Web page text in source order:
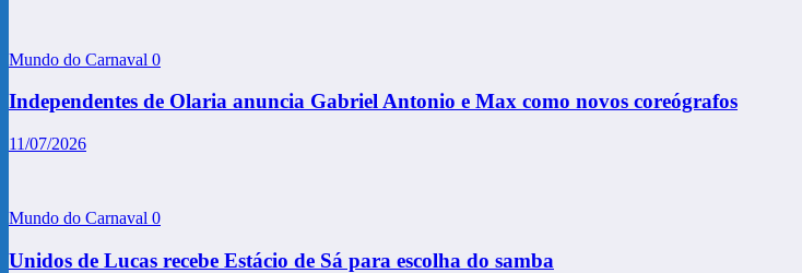
Mundo do Carnaval 0
Independentes de Olaria anuncia Gabriel Antonio e Max como novos coreógrafos
11/07/2026
Mundo do Carnaval 0
Unidos de Lucas recebe Estácio de Sá para escolha do samba